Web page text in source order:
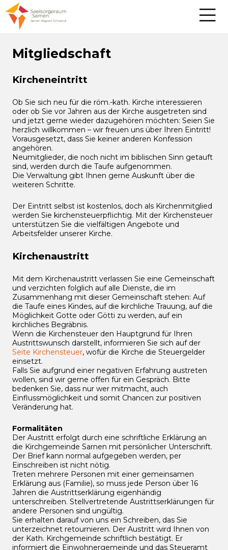
Mitgliedschaft
Kircheneintritt
Ob Sie sich neu für die röm.-kath. Kirche interessieren
oder ob Sie vor Jahren aus der Kirche ausgetreten sind
und jetzt gerne wieder dazugehören möchten: Seien Sie
herzlich willkommen – wir freuen uns über Ihren Eintritt!
Vorausgesetzt, dass Sie keiner anderen Konfession
angehören.
Neumitglieder, die noch nicht im biblischen Sinn getauft
sind, werden durch die Taufe aufgenommen.
Die Verwaltung gibt Ihnen gerne Auskunft über die
weiteren Schritte.
Der Eintritt selbst ist kostenlos, doch als Kirchenmitglied
werden Sie kirchensteuerpflichtig. Mit der Kirchensteuer
unterstützen Sie die vielfältigen Angebote und
Arbeitsfelder unserer Kirche.
Kirchenaustritt
Mit dem Kirchenaustritt verlassen Sie eine Gemeinschaft
und verzichten folglich auf alle Dienste, die im
Zusammenhang mit dieser Gemeinschaft stehen: Auf
die Taufe eines Kindes, auf die kirchliche Trauung, auf die
Möglichkeit Gotte oder Götti zu werden, auf ein
kirchliches Begräbnis.
Wenn die Kirchensteuer den Hauptgrund für Ihren
Austrittswunsch darstellt, informieren Sie sich auf der
Seite Kirchensteuer, wofür die Kirche die Steuergelder
einsetzt.
Falls Sie aufgrund einer negativen Erfahrung austreten
wollen, sind wir gerne offen für ein Gespräch. Bitte
bedenken Sie, dass nur wer mitmacht, auch
Einflussmöglichkeit und somit Chancen zur positiven
Veränderung hat.
Formalitäten
Der Austritt erfolgt durch eine schriftliche Erklärung an
die Kirchgemeinde Sarnen mit persönlicher Unterschrift.
Der Brief kann normal aufgegeben werden, per
Einschreiben ist nicht nötig.
Treten mehrere Personen mit einer gemeinsamen
Erklärung aus (Familie), so muss jede Person über 16
Jahren die Austrittserklärung eigenhändig
unterschreiben. Stellvertretende Austrittserklärungen für
andere Personen sind ungültig.
Sie erhalten darauf von uns ein Schreiben, das Sie
unterzeichnet retournieren. Der Austritt wird Ihnen von
der Kath. Kirchgemeinde schriftlich bestätigt. Er
informiert die Einwohnergemeinde und das Steueramt